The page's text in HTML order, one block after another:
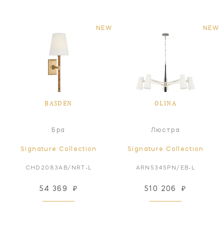
NEW
BASDEN
Бра
Signature Collection
CHD2083AB/NRT-L
54 369 ₽
NEW
OLINA
Люстра
Signature Collection
ARN5345PN/EB-L
510 206 ₽